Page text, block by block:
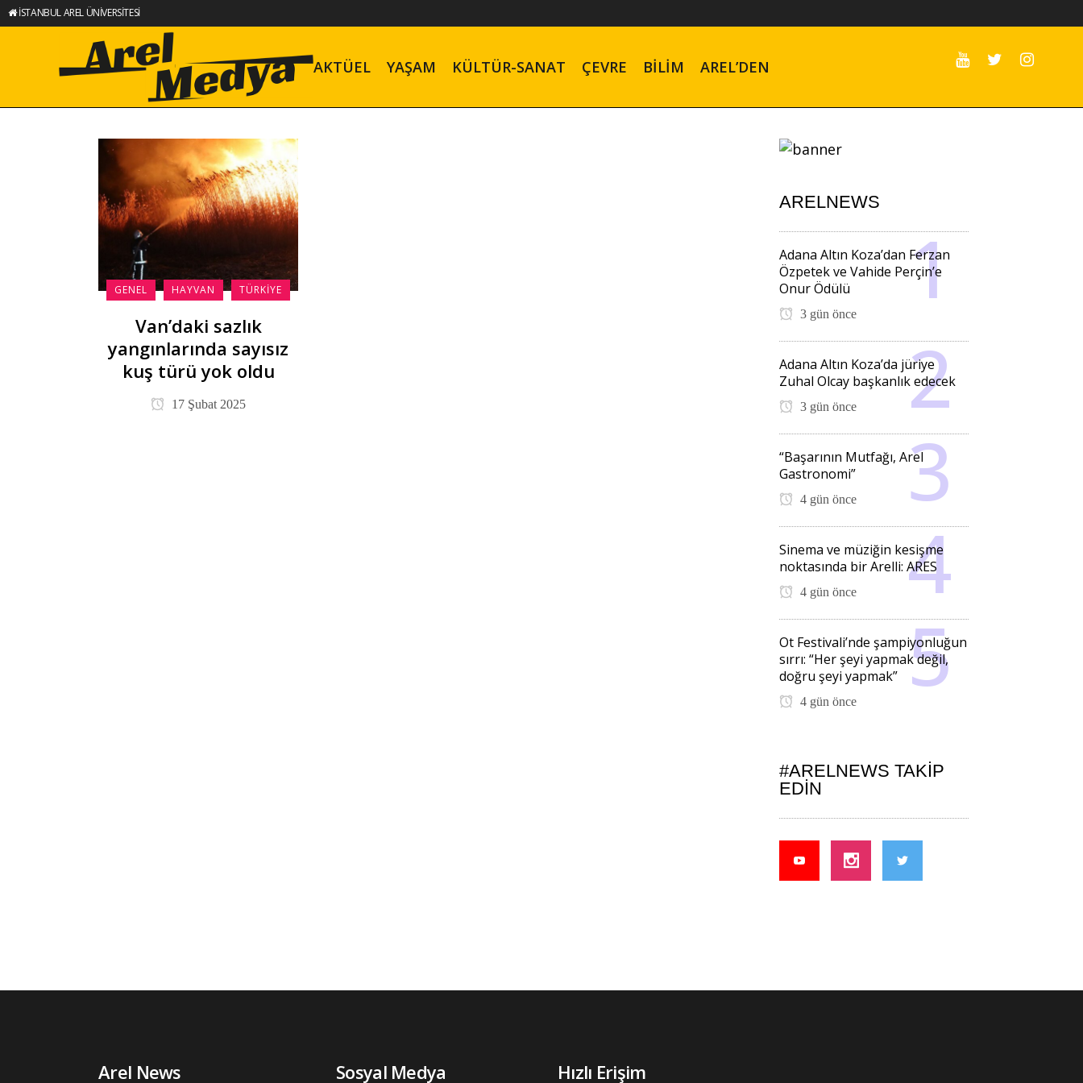
İSTANBUL AREL ÜNİVERSİTESİ
AKTÜEL YAŞAM KÜLTÜR-SANAT ÇEVRE BILIM AREL’DEN
GENEL HAYVAN TÜRKIYE
Van’daki sazlık
yangınlarında sayısız
kuş türü yok oldu
17 Şubat 2025
ARELNEWS
Adana Altın Koza’dan Ferzan
Özpetek ve Vahide Perçin’e
Onur Ödülü
3 gün önce
Adana Altın Koza’da jüriye
Zuhal Olcay başkanlık edecek
3 gün önce
“Başarının Mutfağı, Arel
Gastronomi”
4 gün önce
Sinema ve müziğin kesişme
noktasında bir Arelli: ARES
4 gün önce
Ot Festivali’nde şampiyonluğun
sırrı: “Her şeyi yapmak değil,
doğru şeyi yapmak”
4 gün önce
#ARELNEWS TAKIP
EDIN
Arel News Sosyal Medya Hızlı Erişim